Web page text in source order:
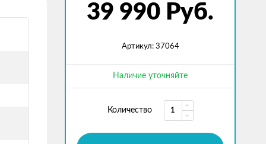
39 990 Руб.
Артикул: 37064
Наличие уточняйте
Количество